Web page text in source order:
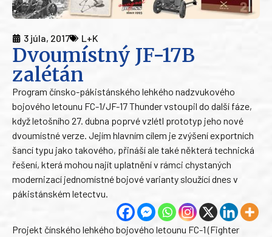
3 júla, 2017 L+K
Dvoumístný JF-17B
zalétán
Program čínsko-pákistánského lehkého nadzvukového
bojového letounu FC-1/JF-17 Thunder vstoupil do další fáze,
když letošního 27. dubna poprvé vzlétl prototyp jeho nové
dvoumístné verze. Jejím hlavním cílem je zvýšení exportních
šancí typu jako takového, přináší ale také některá technická
řešení, která mohou najít uplatnění v rámci chystaných
modernizací jednomístné bojové varianty sloužící dnes v
pákistánském letectvu.
Projekt čínského lehkého bojového letounu FC-1 (Fighter